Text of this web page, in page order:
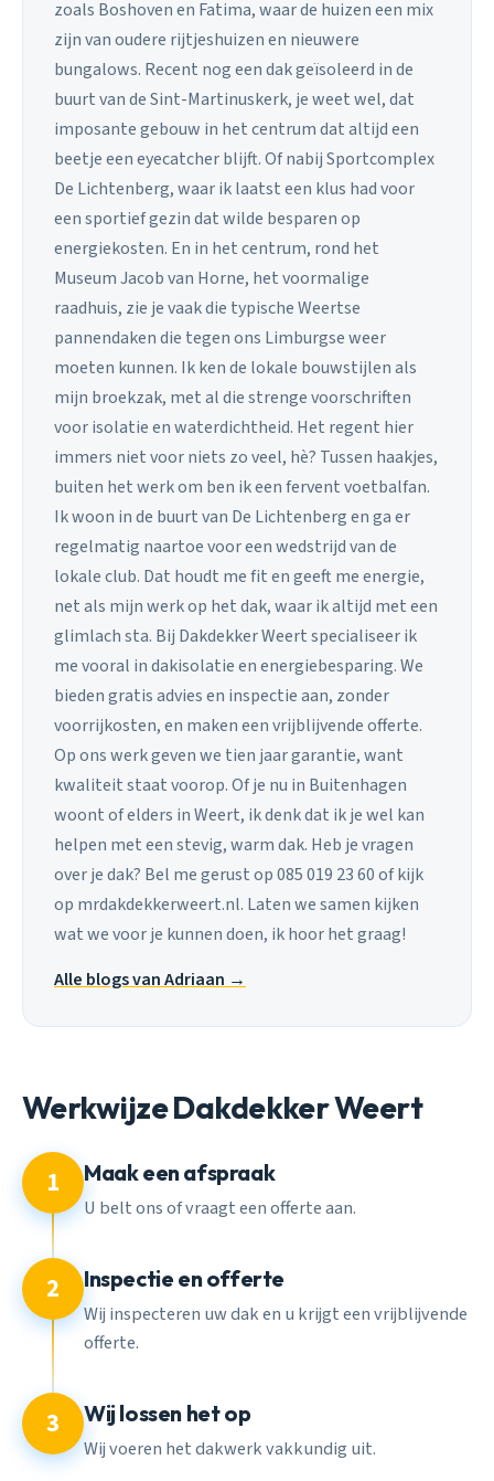
zoals Boshoven en Fatima, waar de huizen een mix
zijn van oudere rijtjeshuizen en nieuwere
bungalows. Recent nog een dak geïsoleerd in de
buurt van de Sint-Martinuskerk, je weet wel, dat
imposante gebouw in het centrum dat altijd een
beetje een eyecatcher blijft. Of nabij Sportcomplex
De Lichtenberg, waar ik laatst een klus had voor
een sportief gezin dat wilde besparen op
energiekosten. En in het centrum, rond het
Museum Jacob van Horne, het voormalige
raadhuis, zie je vaak die typische Weertse
pannendaken die tegen ons Limburgse weer
moeten kunnen. Ik ken de lokale bouwstijlen als
mijn broekzak, met al die strenge voorschriften
voor isolatie en waterdichtheid. Het regent hier
immers niet voor niets zo veel, hè? Tussen haakjes,
buiten het werk om ben ik een fervent voetbalfan.
Ik woon in de buurt van De Lichtenberg en ga er
regelmatig naartoe voor een wedstrijd van de
lokale club. Dat houdt me fit en geeft me energie,
net als mijn werk op het dak, waar ik altijd met een
glimlach sta. Bij Dakdekker Weert specialiseer ik
me vooral in dakisolatie en energiebesparing. We
bieden gratis advies en inspectie aan, zonder
voorrijkosten, en maken een vrijblijvende offerte.
Op ons werk geven we tien jaar garantie, want
kwaliteit staat voorop. Of je nu in Buitenhagen
woont of elders in Weert, ik denk dat ik je wel kan
helpen met een stevig, warm dak. Heb je vragen
over je dak? Bel me gerust op 085 019 23 60 of kijk
op mrdakdekkerweert.nl. Laten we samen kijken
wat we voor je kunnen doen, ik hoor het graag!
Alle blogs van Adriaan →
Werkwijze Dakdekker Weert
1 Maak een afspraak
U belt ons of vraagt een offerte aan.
2 Inspectie en offerte
Wij inspecteren uw dak en u krijgt een vrijblijvende
offerte.
3 Wij lossen het op
Wij voeren het dakwerk vakkundig uit.